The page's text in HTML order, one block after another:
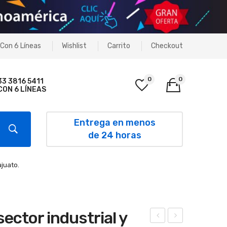
6 Líneas Wishlist Carrito Checkout
3816 5411
6 LÍNEAS
0 0
No products in the cart.
Entrega en menos
de 24 horas
industrial y